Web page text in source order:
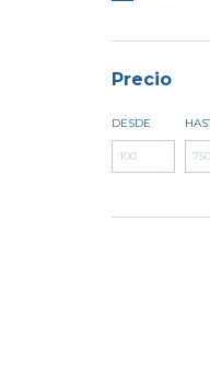
Precio
DESDE